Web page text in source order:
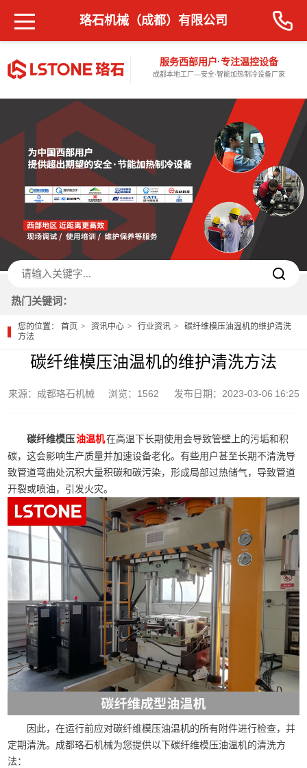
服务西部用户·专注温控设备
成都本地工厂—安全·智能加热制冷设备厂家
珞石机械（成都）有限公司
热门关键词：
您的位置：首页 资讯中心 行业资讯
碳纤维模压油温机的维护清洗
方法
碳纤维模压油温机的维护清洗方法
来源：成都珞石机械 浏览：1562 发布日期：2023-03-06 16:25
碳纤维模压油温机在高温下长期使用会导致管壁上的污垢和积
碳，这会影响生产质量并加速设备老化。有些用户甚至长期不清洗导
致管道弯曲处沉积大量积碳和碳污染，形成局部过热储气，导致管道
开裂或喷油，引发火灾。
因此，在运行前应对碳纤维模压油温机的所有附件进行检查，并
定期清洗。成都珞石机械为您提供以下碳纤维模压油温机的清洗方
法：